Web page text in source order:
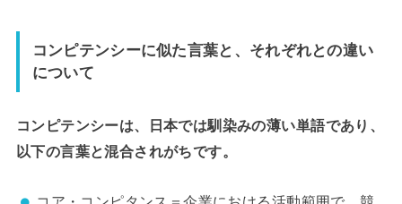
コンピテンシーに似た言葉と、それぞれとの違い
について
コンピテンシーは、日本では馴染みの薄い単語であり、
以下の言葉と混合されがちです。